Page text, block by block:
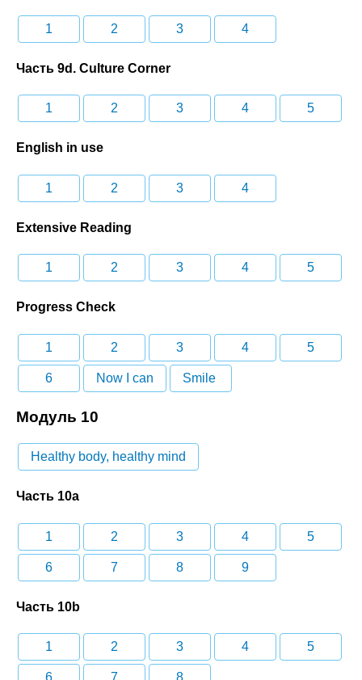
1 2 3 4
Часть 9d. Culture Corner
1 2 3 4 5
English in use
1 2 3 4
Extensive Reading
1 2 3 4 5
Progress Check
1 2 3 4 5
6 Now I can Smile
Модуль 10
Healthy body, healthy mind
Часть 10a
1 2 3 4 5
6 7 8 9
Часть 10b
1 2 3 4 5